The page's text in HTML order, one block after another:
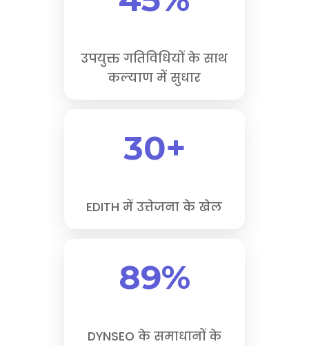
उपयुक्त गतिविधियों के साथ
कल्याण में सुधार
30+
EDITH में उत्तेजना के खेल
89%
DYNSEO के समाधानों के